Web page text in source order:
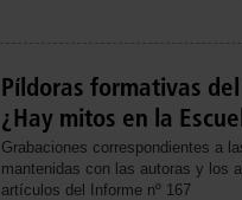
Píldoras formativas
¿Hay mitos en la
Grabaciones correspondientes a
mantenidas con las autoras y los
artículos del Informe nº 167